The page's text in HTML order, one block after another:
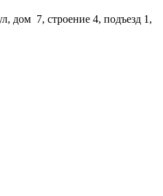
дом 7, строение 4, подъезд 1,